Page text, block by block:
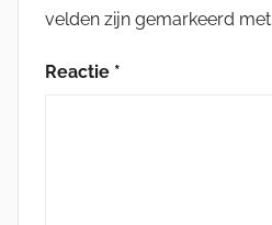
velden zijn gemarkeerd met
Reactie *